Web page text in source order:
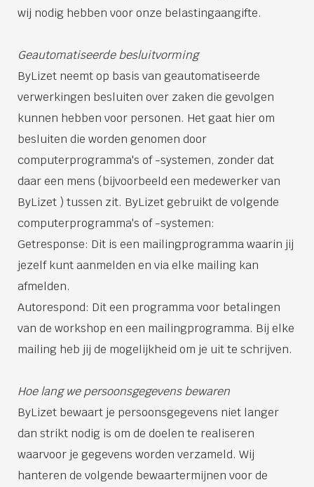
wij nodig hebben voor onze belastingaangifte.
Geautomatiseerde besluitvorming
ByLizet neemt op basis van geautomatiseerde
verwerkingen besluiten over zaken die gevolgen
kunnen hebben voor personen. Het gaat hier om
besluiten die worden genomen door
computerprogramma's of -systemen, zonder dat
daar een mens (bijvoorbeeld een medewerker van
ByLizet ) tussen zit. ByLizet gebruikt de volgende
computerprogramma's of -systemen:
Getresponse: Dit is een mailingprogramma waarin jij
jezelf kunt aanmelden en via elke mailing kan
afmelden.
Autorespond: Dit een programma voor betalingen
van de workshop en een mailingprogramma. Bij elke
mailing heb jij de mogelijkheid om je uit te schrijven.
Hoe lang we persoonsgegevens bewaren
ByLizet bewaart je persoonsgegevens niet langer
dan strikt nodig is om de doelen te realiseren
waarvoor je gegevens worden verzameld. Wij
hanteren de volgende bewaartermijnen voor de